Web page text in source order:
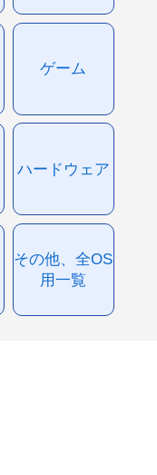
ゲーム
ハードウェア
その他、全OS
用一覧